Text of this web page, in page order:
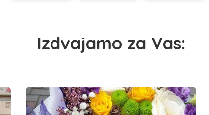
Izdvajamo za Vas: